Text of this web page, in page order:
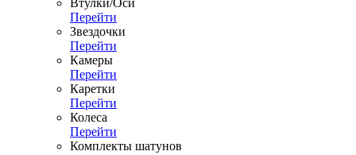
Втулки/Оси
Перейти
Звездочки
Перейти
Камеры
Перейти
Каретки
Перейти
Колеса
Перейти
Комплекты шатунов